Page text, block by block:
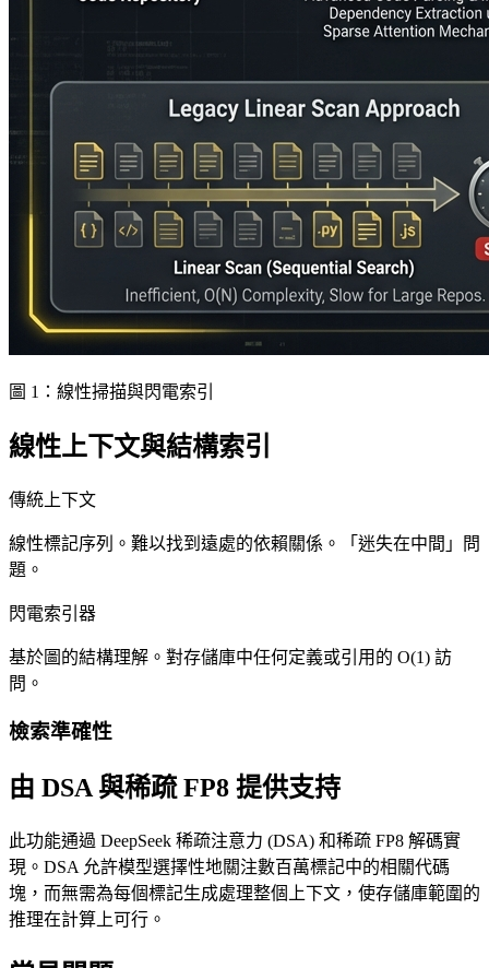
圖 1：線性掃描與閃電索引
線性上下文與結構索引
傳統上下文
線性標記序列。難以找到遠處的依賴關係。「迷失在中間」問
題。
閃電索引器
基於圖的結構理解。對存儲庫中任何定義或引用的 O(1) 訪
問。
檢索準確性
由 DSA 與稀疏 FP8 提供支持
此功能通過 DeepSeek 稀疏注意力 (DSA) 和稀疏 FP8 解碼實
現。DSA 允許模型選擇性地關注數百萬標記中的相關代碼
塊，而無需為每個標記生成處理整個上下文，使存儲庫範圍的
推理在計算上可行。